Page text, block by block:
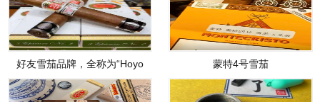
好友雪茄品牌，全称为“Hoyo
蒙特4号雪茄